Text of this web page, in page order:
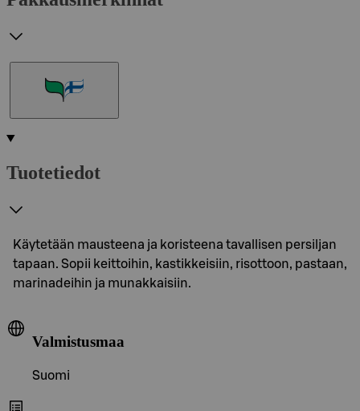
Tuotetiedot
Käytetään mausteena ja koristeena tavallisen persiljan
tapaan. Sopii keittoihin, kastikkeisiin, risottoon, pastaan,
marinadeihin ja munakkaisiin.
Valmistusmaa
Suomi